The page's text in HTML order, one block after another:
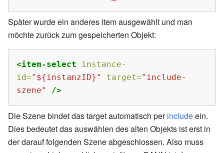
Später wurde ein anderes item ausgewählt und man
möchte zurück zum gespeicherten Objekt:
<item-select
instance-
id="${instanzID}" target="include-
szene"
/>
Die Szene bindet das target automatisch perincludeein.
Dies bedeutet das auswählen des alten Objekts ist erst in
der darauf folgenden Szene abgeschlossen. Also muss